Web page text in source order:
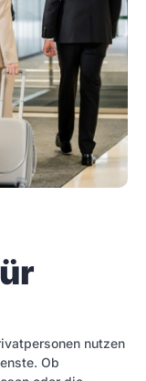
nutzen
Ob